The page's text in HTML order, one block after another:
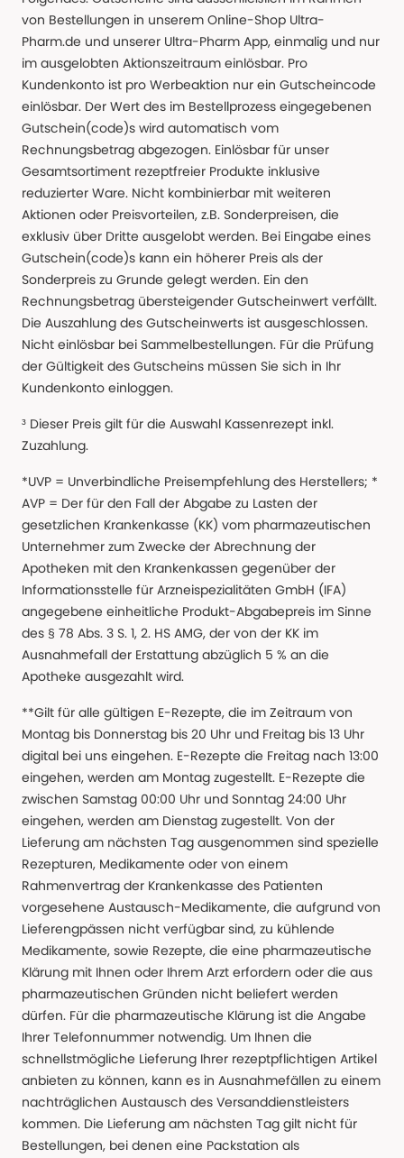
von Bestellungen in unserem Online-Shop Ultra-
Pharm.de und unserer Ultra-Pharm App, einmalig und nur
im ausgelobten Aktionszeitraum einlösbar. Pro
Kundenkonto ist pro Werbeaktion nur ein Gutscheincode
einlösbar. Der Wert des im Bestellprozess eingegebenen
Gutschein(code)s wird automatisch vom
Rechnungsbetrag abgezogen. Einlösbar für unser
Gesamtsortiment rezeptfreier Produkte inklusive
reduzierter Ware. Nicht kombinierbar mit weiteren
Aktionen oder Preisvorteilen, z.B. Sonderpreisen, die
exklusiv über Dritte ausgelobt werden. Bei Eingabe eines
Gutschein(code)s kann ein höherer Preis als der
Sonderpreis zu Grunde gelegt werden. Ein den
Rechnungsbetrag übersteigender Gutscheinwert verfällt.
Die Auszahlung des Gutscheinwerts ist ausgeschlossen.
Nicht einlösbar bei Sammelbestellungen. Für die Prüfung
der Gültigkeit des Gutscheins müssen Sie sich in Ihr
Kundenkonto einloggen.
³ Dieser Preis gilt für die Auswahl Kassenrezept inkl.
Zuzahlung.
*UVP = Unverbindliche Preisempfehlung des Herstellers; *
AVP = Der für den Fall der Abgabe zu Lasten der
gesetzlichen Krankenkasse (KK) vom pharmazeutischen
Unternehmer zum Zwecke der Abrechnung der
Apotheken mit den Krankenkassen gegenüber der
Informationsstelle für Arzneispezialitäten GmbH (IFA)
angegebene einheitliche Produkt-Abgabepreis im Sinne
des § 78 Abs. 3 S. 1, 2. HS AMG, der von der KK im
Ausnahmefall der Erstattung abzüglich 5 % an die
Apotheke ausgezahlt wird.
**Gilt für alle gültigen E-Rezepte, die im Zeitraum von
Montag bis Donnerstag bis 20 Uhr und Freitag bis 13 Uhr
digital bei uns eingehen. E-Rezepte die Freitag nach 13:00
eingehen, werden am Montag zugestellt. E-Rezepte die
zwischen Samstag 00:00 Uhr und Sonntag 24:00 Uhr
eingehen, werden am Dienstag zugestellt. Von der
Lieferung am nächsten Tag ausgenommen sind spezielle
Rezepturen, Medikamente oder von einem
Rahmenvertrag der Krankenkasse des Patienten
vorgesehene Austausch-Medikamente, die aufgrund von
Lieferengpässen nicht verfügbar sind, zu kühlende
Medikamente, sowie Rezepte, die eine pharmazeutische
Klärung mit Ihnen oder Ihrem Arzt erfordern oder die aus
pharmazeutischen Gründen nicht beliefert werden
dürfen. Für die pharmazeutische Klärung ist die Angabe
Ihrer Telefonnummer notwendig. Um Ihnen die
schnellstmögliche Lieferung Ihrer rezeptpflichtigen Artikel
anbieten zu können, kann es in Ausnahmefällen zu einem
nachträglichen Austausch des Versanddienstleisters
kommen. Die Lieferung am nächsten Tag gilt nicht für
Bestellungen, bei denen eine Packstation als